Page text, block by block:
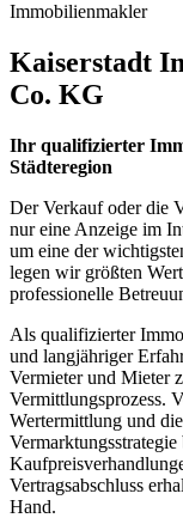
Immobilienmakler
Kaiserstadt
Co. KG
Ihr qualifizierter
Städteregion
Der Verkauf oder die
nur eine Anzeige im
um eine der
legen wir größten
professionelle
Als qualifizierter
und langjähriger
Vermieter und Mieter
Vermittlungsprozess.
Wertermittlung und
Vertragsabschluss
Hand.